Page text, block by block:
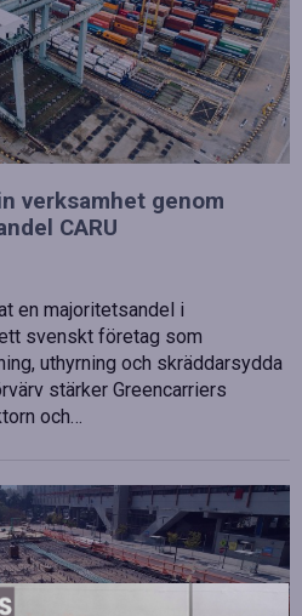
verksamhet genom
CARU
en majoritetsandel i
svenskt företag som
uthyrning och skräddarsydda
stärker Greencarriers
och…